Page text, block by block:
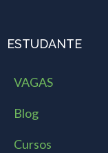
ESTUDANTE
VAGAS
Blog
Cursos